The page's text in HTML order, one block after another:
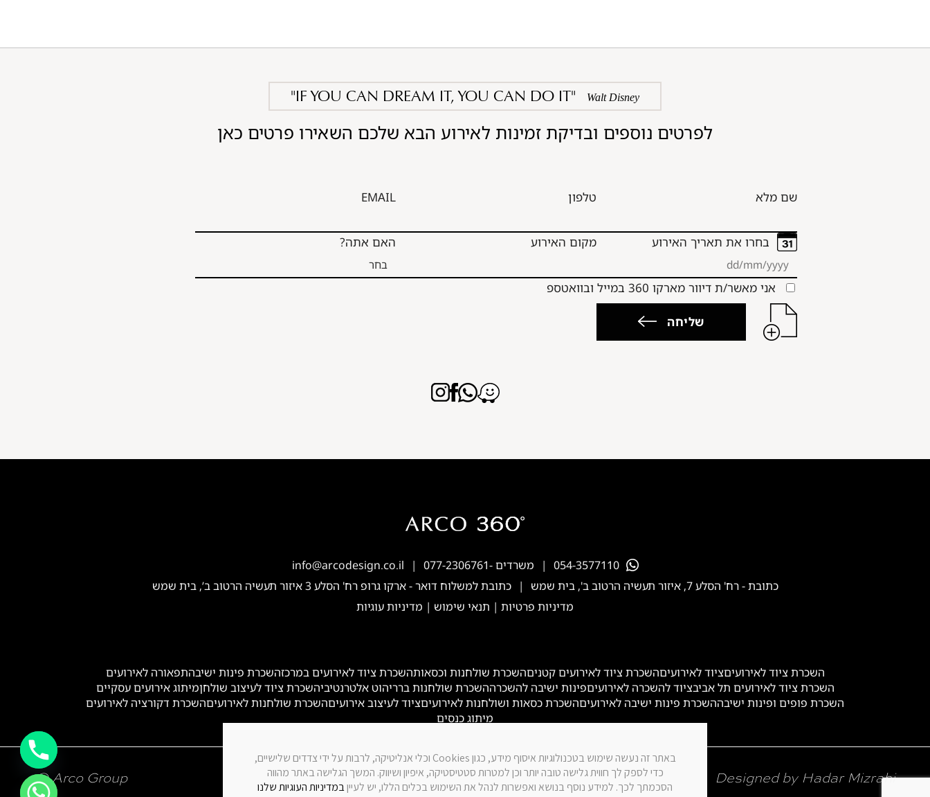
"IF YOU CAN DREAM IT, YOU CAN DO IT" Walt Disney
לפרטים נוספים ובדיקת זמינות לאירוע הבא שלכם השאירו פרטים כאן
שם מלא טלפון EMAIL
בחרו את תאריך האירוע מקום האירוע האם אתה?
אני מאשר/ת דיוור מארקו 360 במייל ובוואטספ
שליחה
054-3577110 משרדים -077-2306761
info@arcodesign.co.il
כתובת - רח' הסלע 7, איזור תעשיה הרטוב ב', בית שמש
כתובת למשלוח דואר - ארקו גרופ רח' הסלע 3 איזור תעשיה הרטוב ב’, בית שמש
מדיניות פרטיות | תנאי שימוש | מדיניות עוגיות
השכרת ציוד לאירועיםציוד לאירועיםהשכרת ציוד לאירועים קטניםהשכרת שולחנות וכסאותהשכרת ציוד לאירועים במרכזהשכרת פינות ישיבהתפאורה לאירועים
השכרת ציוד לאירועים תל אביבציוד להשכרה לאירועיםפינות ישיבה להשכרההשכרת שולחנות ברריהוט אלטרנטיביהשכרת ציוד לעיצוב שולחןמיתוג אירועים עסקיים
השכרת פופים ופינות ישיבההשכרת פינות ישיבה לאירועיםהשכרת כסאות ושולחנות לאירועיםציוד לעיצוב אירועיםהשכרת שולחנות לאירועיםהשכרת דקורציה לאירועים
מיתוג כנסים
Designed by Hadar Mizrahi
© Arco Group
באתר זה נעשה שימוש בטכנולוגיות איסוף מידע, כגון Cookies וכלי אנליטיקה, לרבות על ידי צדדים שלישיים,
כדי לספק לך חווית גלישה טובה יותר וכן למטרות סטטיסטיקה, איפיון ושיווק. המשך הגלישה באתר מהווה
הסכמתך לכך. למידע נוסף בנושא ואפשרות לנהל את השימוש בכלים הללו, יש לעייןבמדיניות העוגיות שלנו